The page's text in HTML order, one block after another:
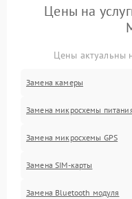
Цены на
Цены актуальны
Замена камеры
Замена микросхемы
Замена микросхемы GPS
Замена SIM-карты
Замена Bluetooth модуля